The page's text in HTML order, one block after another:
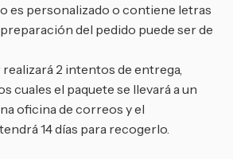
es personalizado o contiene letras
del pedido puede ser de
2 intentos de entrega,
cuales el paquete se llevará a un
oficina de correos y el
14 días para recogerlo.